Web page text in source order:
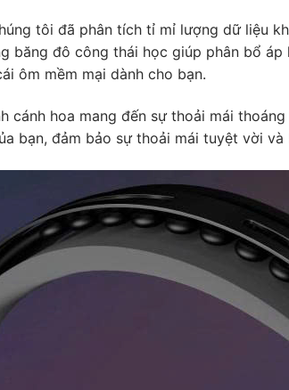
tôi đã phân tích tỉ mỉ lượng dữ liệu
băng đô công thái học giúp phân bổ
ôm mềm mại dành cho bạn.
hoa mang đến sự thoải mái
bạn, đảm bảo sự thoải mái tuyệt vời